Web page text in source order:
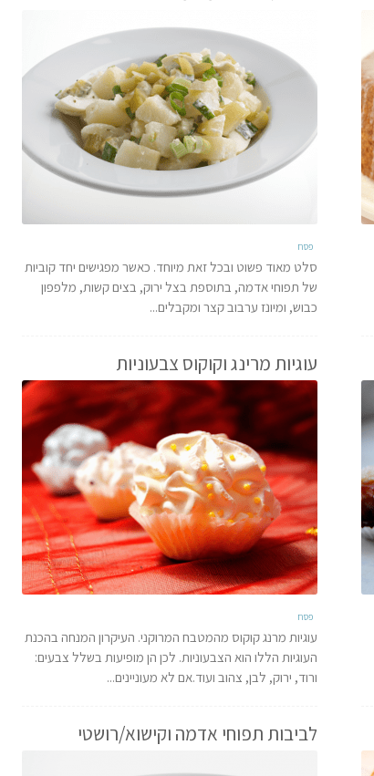
פסח
סלט מאוד פשוט ובכל זאת מיוחד. כאשר מפגישים יחד קוביות
של תפוחי אדמה, בתוספת בצל ירוק, בצים קשות, מלפפון
כבוש, ומיונז ערבוב קצר ומקבלים...
עוגיות מרינג וקוקוס צבעוניות
פסח
עוגיות מרנג קוקוס מהמטבח המרוקני. העיקרון המנחה בהכנת
העוגיות הללו הוא הצבעוניות. לכן הן מופיעות בשלל צבעים:
ורוד, ירוק, לבן, צהוב ועוד.אם לא מעוניינים...
לביבות תפוחי אדמה וקישוא/רושטי